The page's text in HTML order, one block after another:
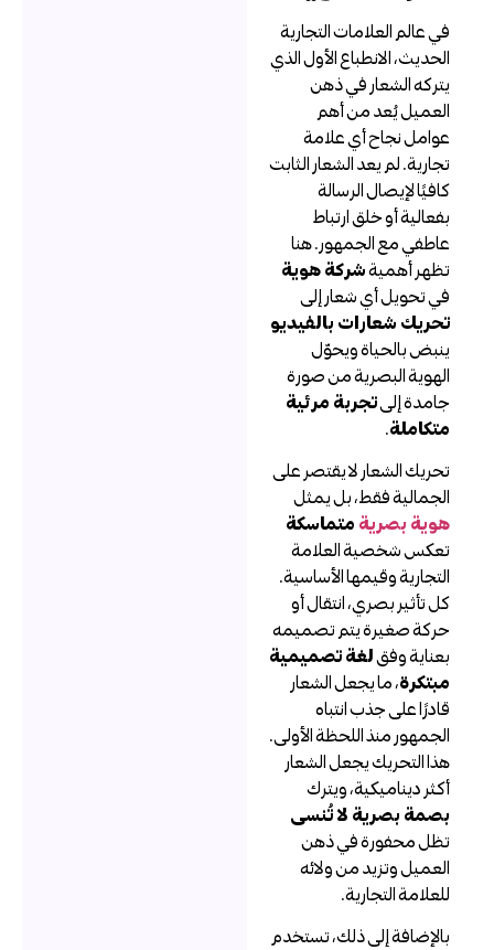
في عالم العلامات التجارية
الحديث، الانطباع الأول الذي
يتركه الشعار في ذهن
العميل يُعد من أهم
عوامل نجاح أي علامة
تجارية. لم يعد الشعار الثابت
كافيًا لإيصال الرسالة
بفعالية أو خلق ارتباط
عاطفي مع الجمهور. هنا
تظهر أهميةشركة هوية
في تحويل أي شعار إلى
تحريك شعارات بالفيديو
ينبض بالحياة ويحوّل
الهوية البصرية من صورة
جامدة إلىتجربة مرئية
متكاملة.
تحريك الشعار لا يقتصر على
الجمالية فقط، بل يمثل
هوية بصريةمتماسكة
تعكس شخصية العلامة
التجارية وقيمها الأساسية.
كل تأثير بصري، انتقال أو
حركة صغيرة يتم تصميمه
بعناية وفقلغة تصميمية
مبتكرة، ما يجعل الشعار
قادرًا على جذب انتباه
الجمهور منذ اللحظة الأولى.
هذا التحريك يجعل الشعار
أكثر ديناميكية، ويترك
بصمة بصرية لا تُنسى
تظل محفورة في ذهن
العميل وتزيد من ولائه
للعلامة التجارية.
بالإضافة إلى ذلك، تستخدم